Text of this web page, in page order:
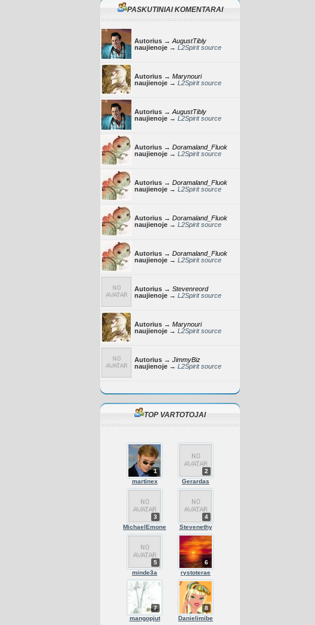
PASKUTINIAI KOMENTARAI
Autorius → AugustTibly
naujienoje → L2Spirit source
Autorius → Marynouri
naujienoje → L2Spirit source
Autorius → AugustTibly
naujienoje → L2Spirit source
Autorius → Doramaland_Fluok
naujienoje → L2Spirit source
Autorius → Doramaland_Fluok
naujienoje → L2Spirit source
Autorius → Doramaland_Fluok
naujienoje → L2Spirit source
Autorius → Doramaland_Fluok
naujienoje → L2Spirit source
Autorius → Stevenreord
naujienoje → L2Spirit source
Autorius → Marynouri
naujienoje → L2Spirit source
Autorius → JimmyBiz
naujienoje → L2Spirit source
TOP VARTOTOJAI
1
martinex
2
Gerardas
3
MichaelEmone
4
Stevenethy
5
minde3a
6
rystoterae
7
mangopjut
8
Danielimibe